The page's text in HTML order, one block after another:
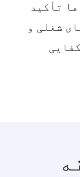
تأکید
شغلی و